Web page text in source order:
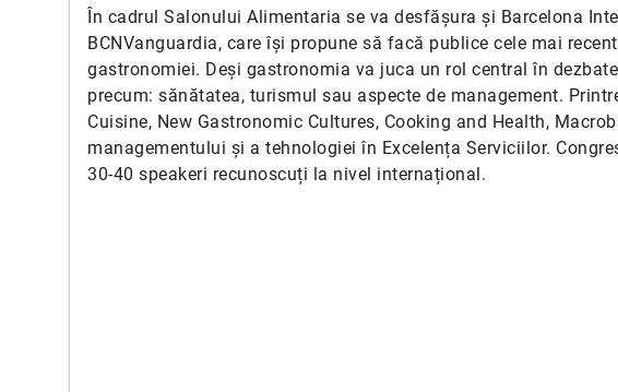
În cadrul Salonului Alimentaria se va desfășura și Barcelona
BCNVanguardia, care își propune să facă publice cele mai
gastronomiei. Deși gastronomia va juca un rol central în
precum: sănătatea, turismul sau aspecte de management.
Cuisine, New Gastronomic Cultures, Cooking and Health,
managementului și a tehnologiei în Excelența Serviciilor.
30-40 speakeri recunoscuți la nivel internațional.